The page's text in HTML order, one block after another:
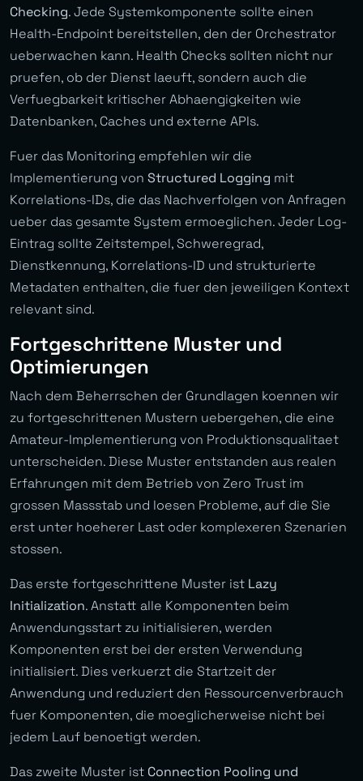
Checking. Jede Systemkomponente sollte einen
Health-Endpoint bereitstellen, den der Orchestrator
ueberwachen kann. Health Checks sollten nicht nur
pruefen, ob der Dienst laeuft, sondern auch die
Verfuegbarkeit kritischer Abhaengigkeiten wie
Datenbanken, Caches und externe APIs.
Fuer das Monitoring empfehlen wir die
Implementierung von Structured Logging mit
Korrelations-IDs, die das Nachverfolgen von Anfragen
ueber das gesamte System ermoeglichen. Jeder Log-
Eintrag sollte Zeitstempel, Schweregrad,
Dienstkennung, Korrelations-ID und strukturierte
Metadaten enthalten, die fuer den jeweiligen Kontext
relevant sind.
Fortgeschrittene Muster und
Optimierungen
Nach dem Beherrschen der Grundlagen koennen wir
zu fortgeschrittenen Mustern uebergehen, die eine
Amateur-Implementierung von Produktionsqualitaet
unterscheiden. Diese Muster entstanden aus realen
Erfahrungen mit dem Betrieb von Zero Trust im
grossen Massstab und loesen Probleme, auf die Sie
erst unter hoeherer Last oder komplexeren Szenarien
stossen.
Das erste fortgeschrittene Muster ist Lazy
Initialization. Anstatt alle Komponenten beim
Anwendungsstart zu initialisieren, werden
Komponenten erst bei der ersten Verwendung
initialisiert. Dies verkuerzt die Startzeit der
Anwendung und reduziert den Ressourcenverbrauch
fuer Komponenten, die moeglicherweise nicht bei
jedem Lauf benoetigt werden.
Das zweite Muster ist Connection Pooling und